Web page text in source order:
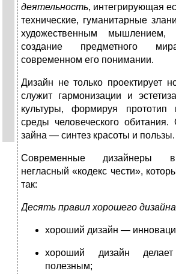
деятельность, интегрирующая
технические, гуманитарные
художествен­ным мышлением,
создание предметного
современном его понимании.
Дизайн не только проектирует
служит гармо­низации и
культуры, формируя прототип
среды человеческого
зайна — синтез красоты и пользы.
Современные дизайнеры
негласный «кодекс че­сти»,
так:
Десять правил хорошего
хороший дизайн —
хороший дизайн
полезным;